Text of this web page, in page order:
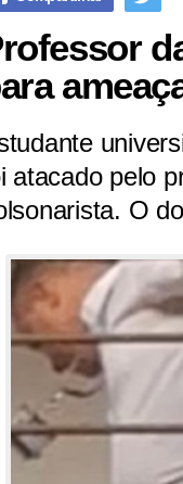
atacado pelo
O